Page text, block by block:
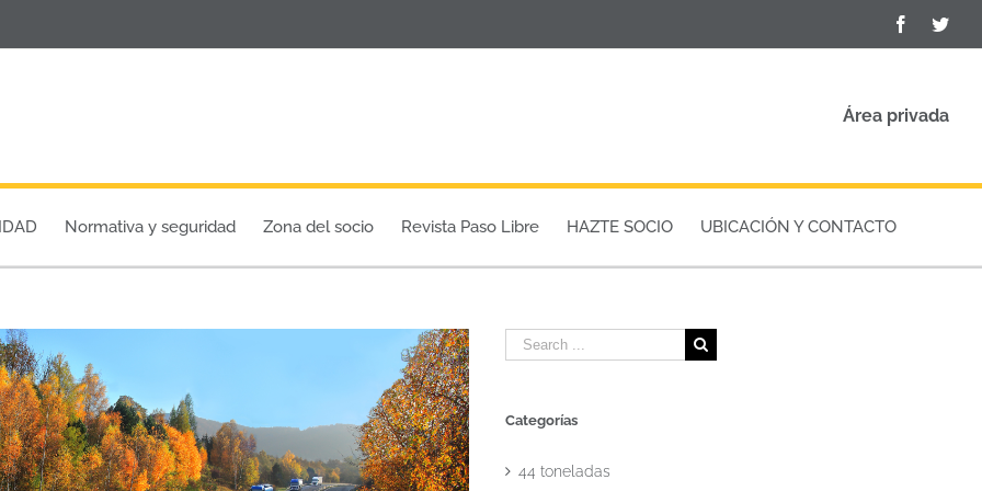
Facebook
Área privada
Normativa y seguridad Zona del socio Revista Paso Libre HAZTE SOCIO UBICACIÓN Y CONTACTO
Search
for:
Categorías
44 toneladas